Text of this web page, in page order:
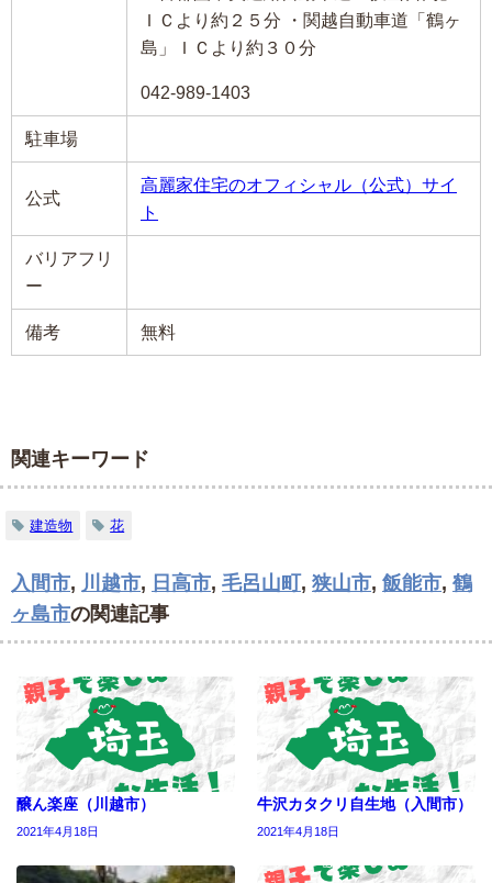
ＩＣより約２５分 ・関越自動車道「鶴ヶ
島」ＩＣより約３０分
042-989-1403
駐車場
公式
高麗家住宅のオフィシャル（公式）サイ
ト
バリアフリ
ー
備考 無料
関連キーワード
建造物 花
入間市, 川越市, 日高市, 毛呂山町 , 狭山市, 飯能市, 鶴
ヶ島市の関連記事
醸ん楽座（川越市）
2021年4月18日
牛沢カタクリ自生地（入間市）
2021年4月18日